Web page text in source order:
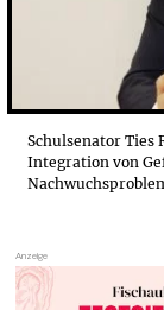
Schulsenator Ties
Integration von